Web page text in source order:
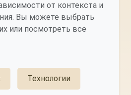
от контекста и
Вы можете выбрать
или посмотреть все
Технологии